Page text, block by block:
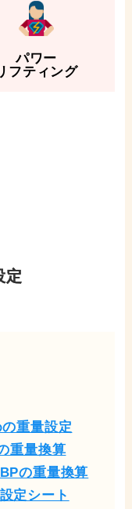
パワー
フティング
定
重量設定
重量換算
の重量換算
定シート